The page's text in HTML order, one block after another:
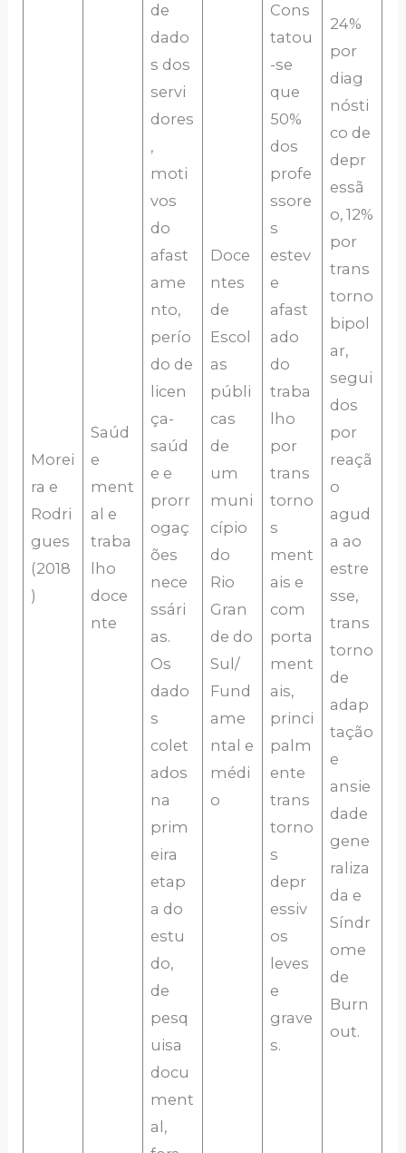
Morei
ra e
Rodri
gues
(2018
)
Saúd
e
ment
al e
traba
lho
doce
nte
de
dado
s dos
servi
dores
,
moti
vos
do
afast
ame
nto,
perío
do de
licen
ça-
saúd
e e
prorr
ogaç
ões
nece
ssári
as.
Os
dado
s
colet
ados
na
prim
eira
etap
a do
estu
do,
de
pesq
uisa
docu
ment
al,
Doce
ntes
de
Escol
as
públi
cas
de
um
muni
cípio
do
Rio
Gran
de do
Sul/
Fund
ame
ntal e
médi
o
Cons
tatou
-se
que
50%
dos
profe
ssore
s
estev
e
afast
ado
do
traba
lho
por
trans
torno
s
ment
ais e
com
porta
ment
ais,
princi
palm
ente
trans
torno
s
depr
essiv
os
leves
e
grave
s.
24%
por
diag
nósti
co de
depr
essã
o, 12%
por
trans
torno
bipol
ar,
segui
dos
por
reaçã
o
agud
a ao
estre
sse,
trans
torno
de
adap
tação
e
ansie
dade
gene
raliza
da e
Síndr
ome
de
Burn
out.